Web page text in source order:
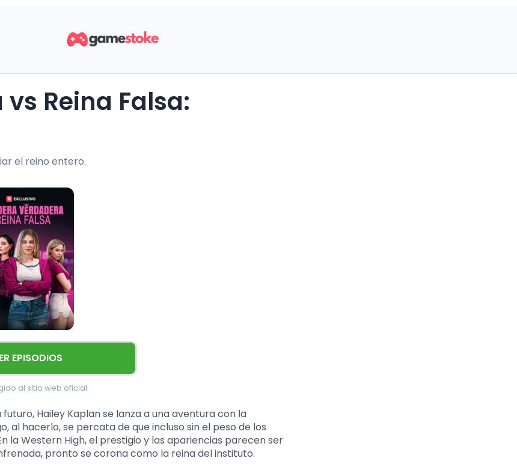
el reino entero.
EPISODIOS
al sitio web oficial.
Hailey Kaplan se lanza a una aventura con la
al hacerlo, se percata de que incluso sin el peso de los
la Western High, el prestigio y las apariencias parecen ser
pronto se corona como la reina del instituto.